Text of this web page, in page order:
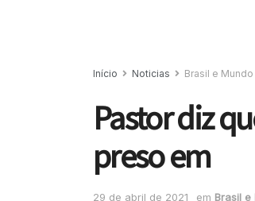
Início Noticias Brasil e Mundo
Pastor diz
preso em
29 de abril de 2021 em Brasil e